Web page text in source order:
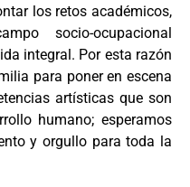
los retos académicos,
socio-ocupacional
integral. Por esta razón
para poner en escena
artísticas que son
humano; esperamos
y orgullo para toda la